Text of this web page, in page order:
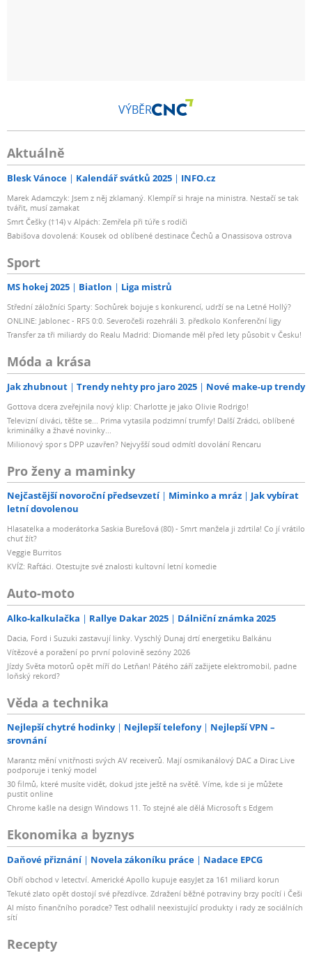
VÝBĚR
Aktuálně
Blesk Vánoce Kalendář svátků 2025 INFO.cz
Marek Adamczyk: Jsem z něj zklamaný. Klempíř si hraje na ministra. Nestačí se tak
tvářit, musí zamakat
Smrt Češky (†14) v Alpách: Zemřela při túře s rodiči
Babišova dovolená: Kousek od oblíbené destinace Čechů a Onassisova ostrova
Sport
MS hokej 2025 Biatlon Liga mistrů
Střední záložníci Sparty: Sochůrek bojuje s konkurencí, udrží se na Letné Hollý?
ONLINE: Jablonec - RFS 0:0. Severočeši rozehráli 3. předkolo Konferenční ligy
Transfer za tři miliardy do Realu Madrid: Diomande měl před lety působit v Česku!
Móda a krása
Jak zhubnout Trendy nehty pro jaro 2025 Nové make-up trendy
Gottova dcera zveřejnila nový klip: Charlotte je jako Olivie Rodrigo!
Televizní diváci, těšte se... Prima vytasila podzimní trumfy! Další Zrádci, oblíbené
kriminálky a žhavé novinky...
Milionový spor s DPP uzavřen? Nejvyšší soud odmítl dovolání Rencaru
Pro ženy a maminky
Nejčastější novoroční předsevzetí Miminko a mráz
Jak vybírat
letní dovolenou
Hlasatelka a moderátorka Saskia Burešová (80) - Smrt manžela ji zdrtila! Co jí vrátilo
chuť žít?
Veggie Burritos
KVÍZ: Rafťáci. Otestujte své znalosti kultovní letní komedie
Auto-moto
Alko-kalkulačka Rallye Dakar 2025 Dálniční známka 2025
Dacia, Ford i Suzuki zastavují linky. Vyschlý Dunaj drtí energetiku Balkánu
Vítězové a poražení po první polovině sezóny 2026
Jízdy Světa motorů opět míří do Letňan! Pátého září zažijete elektromobil, padne
loňský rekord?
Věda a technika
Nejlepší chytré hodinky Nejlepší telefony
Nejlepší VPN –
srovnání
Marantz mění vnitřnosti svých AV receiverů. Mají osmikanálový DAC a Dirac Live
podporuje i tenký model
30 filmů, které musíte vidět, dokud jste ještě na světě. Víme, kde si je můžete
pustit online
Chrome kašle na design Windows 11. To stejné ale dělá Microsoft s Edgem
Ekonomika a byznys
Daňové přiznání Novela zákoníku práce Nadace EPCG
Obří obchod v letectví. Americké Apollo kupuje easyJet za 161 miliard korun
Tekuté zlato opět dostojí své přezdívce. Zdražení běžné potraviny brzy pocítí i Češi
AI místo finančního poradce? Test odhalil neexistující produkty i rady ze sociálních
sítí
Recepty